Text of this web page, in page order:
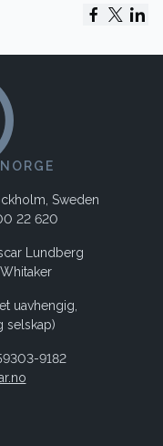
Sweden
22 620
Lundberg
uavhengig,
selskap)
9182